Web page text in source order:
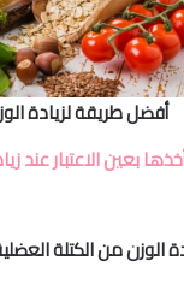
أفضل طريقة لزيادة
بعين الاعتبار عند
الوزن من الكتلة